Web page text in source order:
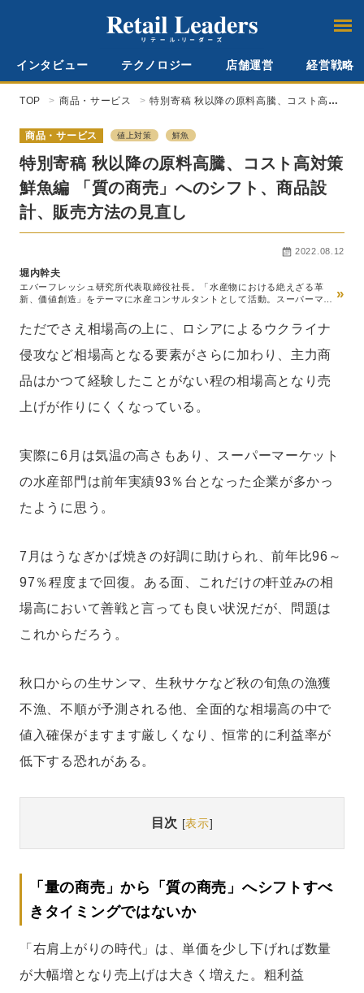
インタビュー テクノロジー 店舗運営 経営戦略
TOP 商品・サービス
特別寄稿 秋以降の原料高騰、コスト高対
設計、販売方法の見直し
商品・サービス 値上対策 鮮魚
特別寄稿 秋以降の原料高騰、コスト高対策
鮮魚編 「質の商売」へのシフト、商品設
計、販売方法の見直し
2022.08.12
堀内幹夫
エバーフレッシュ研究所代表取締役社長。「水産物における絶えざる革
新、価値創造」をテーマに水産コンサルタントとして活動。スーパーマー
導。1951年島根県出雲市出身、75年獨協大学外国語学部卒業、同年ダイエ
ー入社、90年ダイエー退社、91年エバーフレッシュ研究所設立。
»
ただでさえ相場高の上に、ロシアによるウクライナ
侵攻など相場高となる要素がさらに加わり、主力商
品はかつて経験したことがない程の相場高となり売
上げが作りにくくなっている。
実際に6月は気温の高さもあり、スーパーマーケット
の水産部門は前年実績93％台となった企業が多かっ
たように思う。
7月はうなぎかば焼きの好調に助けられ、前年比96～
97％程度まで回復。ある面、これだけの軒並みの相
場高において善戦と言っても良い状況だが、問題は
これからだろう。
秋口からの生サンマ、生秋サケなど秋の旬魚の漁獲
不漁、不順が予測される他、全面的な相場高の中で
値入確保がますます厳しくなり、恒常的に利益率が
低下する恐れがある。
目次 [表示]
「量の商売」から「質の商売」へシフトすべ
きタイミングではないか
「右肩上がりの時代」は、単価を少し下げれば数量
が大幅増となり売上げは大きく増えた。粗利益